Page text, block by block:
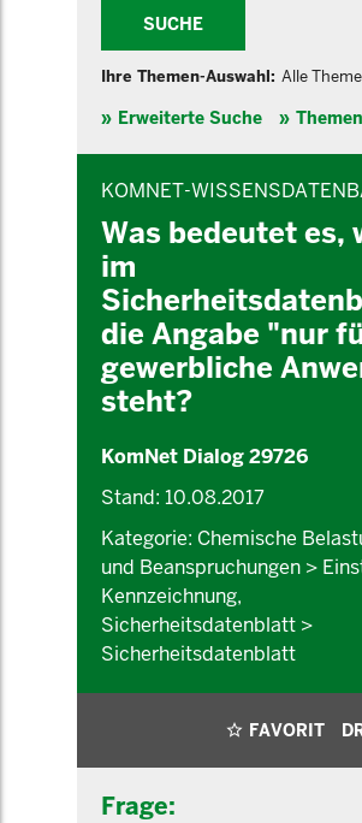
SUCHE
Ihre Themen-Auswahl: Alle
Erweiterte Suche
KOMNET-
Was bedeutet es,
im
die Angabe "nur
gewerbliche
steht?
KomNet Dialog 29726
Stand: 10.08.2017
Kategorie: Chemische
und Beanspruchungen >
Kennzeichnung,
Sicherheitsdatenblatt >
Sicherheitsdatenblatt
FAVORIT
Frage: